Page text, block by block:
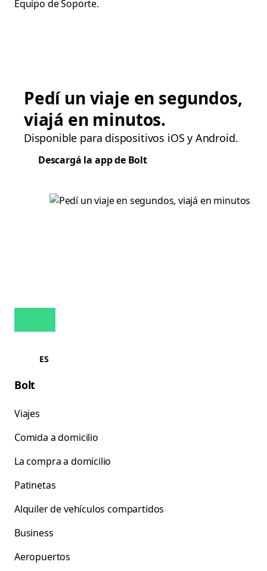
Equipo de Soporte.
Pedí un viaje en segundos,
viajá en minutos.
Disponible para dispositivos iOS y Android.
Descargá la app de Bolt
ES
Bolt
Viajes
Comida a domicilio
La compra a domicilio
Patinetas
Alquiler de vehículos compartidos
Business
Aeropuertos